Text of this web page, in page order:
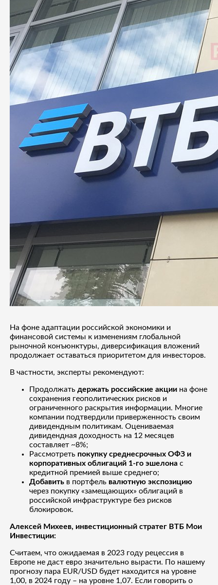
На фоне адаптации российской экономики и
финансовой системы к изменениям глобальной
рыночной конъюнктуры, диверсификация вложений
продолжает оставаться приоритетом для инвесторов.
В частности, эксперты рекомендуют:
Продолжать держать российские акции на фоне
сохранения геополитических рисков и
ограниченного раскрытия информации. Многие
компании подтвердили приверженность своим
дивидендным политикам. Оцениваемая
дивидендная доходность на 12 месяцев
составляет ~8%;
Рассмотреть покупку среднесрочных ОФЗ и
корпоративных облигаций 1-го эшелона с
кредитной премией выше среднего;
Добавить в портфель валютную экспозицию
через покупку «замещающих» облигаций в
российской инфраструктуре без рисков
блокировок.
Алексей Михеев, инвестиционный стратег ВТБ Мои
Инвестиции:
Считаем, что ожидаемая в 2023 году рецессия в
Европе не даст евро значительно вырасти. По нашему
прогнозу пара EUR/USD будет находится на уровне
1,00, в 2024 году – на уровне 1,07. Если говорить о